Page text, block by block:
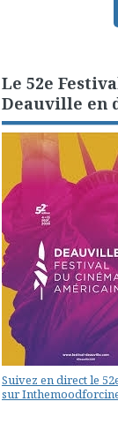
Le 52e
Deauville en
Suivez en direct le
sur